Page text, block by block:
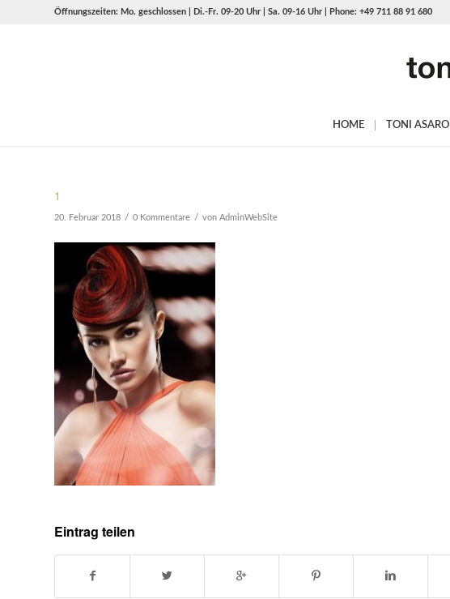
Öffnungszeiten: Mo. geschlossen | Di.-Fr. 09-20 Uhr | Sa. 09-16 Uhr | Phone: +49 711 88 91 680
HOME TONI ASARO
1
20. Februar 2018 / 0 Kommentare / von AdminWebSite
Eintrag teilen